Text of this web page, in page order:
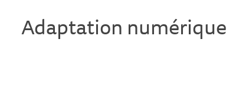
Adaptation numérique